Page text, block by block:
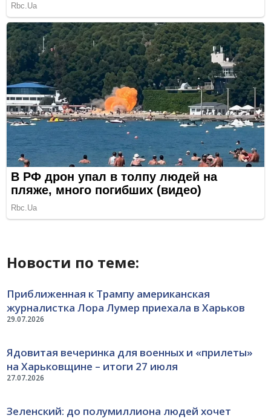
Новости по теме:
29.07.2026
Приближенная к Трампу американская
журналистка Лора Лумер приехала в Харьков
27.07.2026
Ядовитая вечеринка для военных и «прилеты»
на Харьковщине – итоги 27 июля
Зеленский: до полумиллиона людей хочет